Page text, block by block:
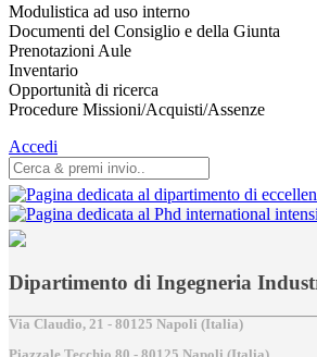
Modulistica ad uso interno
Documenti del Consiglio e della Giunta
Prenotazioni Aule
Inventario
Opportunità di ricerca
Procedure Missioni/Acquisti/Assenze
Accedi
Dipartimento di Ingegneria
Via Claudio, 21 - 80125 Napoli (Italia)